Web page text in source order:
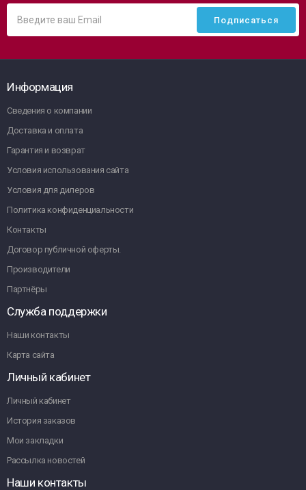
Информация
Сведения о компании
Доставка и оплата
Гарантия и возврат
Условия использования сайта
Условия для дилеров
Политика конфиденциальности
Контакты
Договор публичной оферты.
Производители
Партнёры
Служба поддержки
Наши контакты
Карта сайта
Личный кабинет
Личный кабинет
История заказов
Мои закладки
Рассылка новостей
Наши контакты